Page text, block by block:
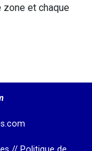
zone et chaque